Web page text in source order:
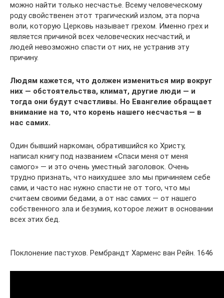
можно найти только несчастье. Всему человеческому
роду свойственен этот трагический излом, эта порча
воли, которую Церковь называет грехом. Именно грех и
является причиной всех человеческих несчастий, и
людей невозможно спасти от них, не устранив эту
причину.
Людям кажется, что должен измениться мир вокруг
них — обстоятельства, климат, другие люди — и
тогда они будут счастливы. Но Евангелие обращает
внимание на то, что корень нашего несчастья — в
нас самих.
Один бывший наркоман, обратившийся ко Христу,
написал книгу под названием «Спаси меня от меня
самого» — и это очень уместный заголовок. Очень
трудно признать, что наихудшее зло мы причиняем себе
сами, и часто нас нужно спасти не от того, что мы
считаем своими бедами, а от нас самих — от нашего
собственного зла и безумия, которое лежит в основании
всех этих бед.
Поклонение пастухов. Рембрандт Харменс ван Рейн. 1646